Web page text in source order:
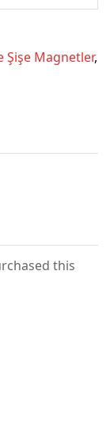
Şişe Magnetler,
this